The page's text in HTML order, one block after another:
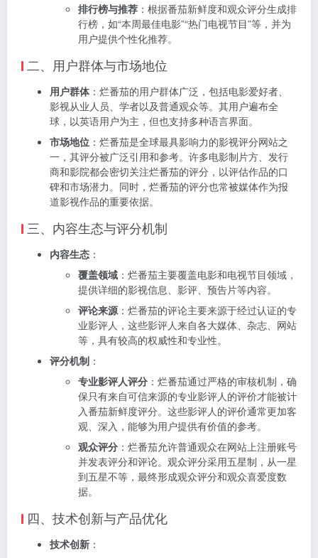
排行榜与推荐 ：根据番茄新鲜度和观众评分生成排
行榜，如“本周最佳电影”“热门电视节目”等，并为
用户提供个性化推荐。
二、用户群体与市场地位
用户群体：烂番茄的用户群体广泛，包括电影爱好者、
影视从业人员、学者以及普通观众等。其用户遍布全
球，以英语用户为主，但也支持多种语言界面。
市场地位 ：烂番茄是全球最具影响力的影视评分网站之
一，其评分被广泛引用和参考。许多电影制片方、发行
商和影院都会密切关注烂番茄的评分，以评估作品的口
碑和市场潜力。同时，烂番茄的评分也常被媒体作为报
道影视作品的重要依据。
三、内容生态与评分机制
内容生态 ：
覆盖领域 ：烂番茄主要覆盖电影和电视节目领域，
提供详细的影视信息、影评、预告片等内容。
评论来源 ：烂番茄的评论主要来源于经过认证的专
业影评人，这些影评人来自各大媒体、杂志、网站
等，具有较高的权威性和专业性。
评分机制 ：
专业影评人评分 ：烂番茄通过严格的审核机制，确
保只有来自可信来源的专业影评人的评价才能被计
入番茄新鲜度评分。这些影评人的评价通常更加客
观、深入，能够为用户提供有价值的参考。
观众评分 ：烂番茄允许普通观众在网站上注册账号
并发表评分和评论。观众评分采用五星制，从一星
到五星不等，最终形成观众评分和观众喜爱度数
据。
四、技术创新与产品优化
技术创新 ：